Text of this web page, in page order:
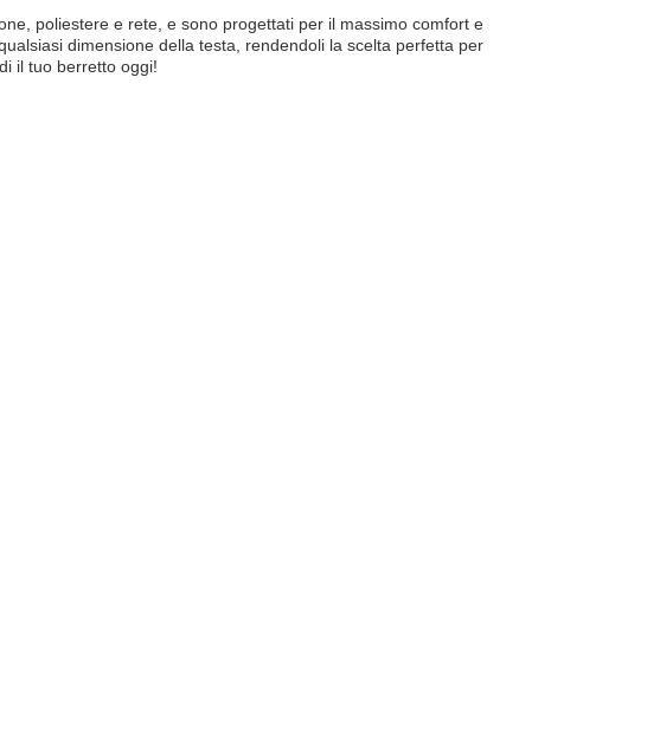
poliestere e rete, e sono progettati per il massimo comfort e
dimensione della testa, rendendoli la scelta perfetta per
il tuo berretto oggi!